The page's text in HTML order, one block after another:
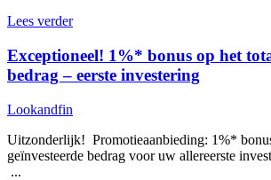
Lees verder
Exceptioneel! 1%* bonus op het
bedrag – eerste investering
Lookandfin
Uitzonderlijk! Promotieaanbieding: 1%*
geïnvesteerde bedrag voor uw allereerste
...